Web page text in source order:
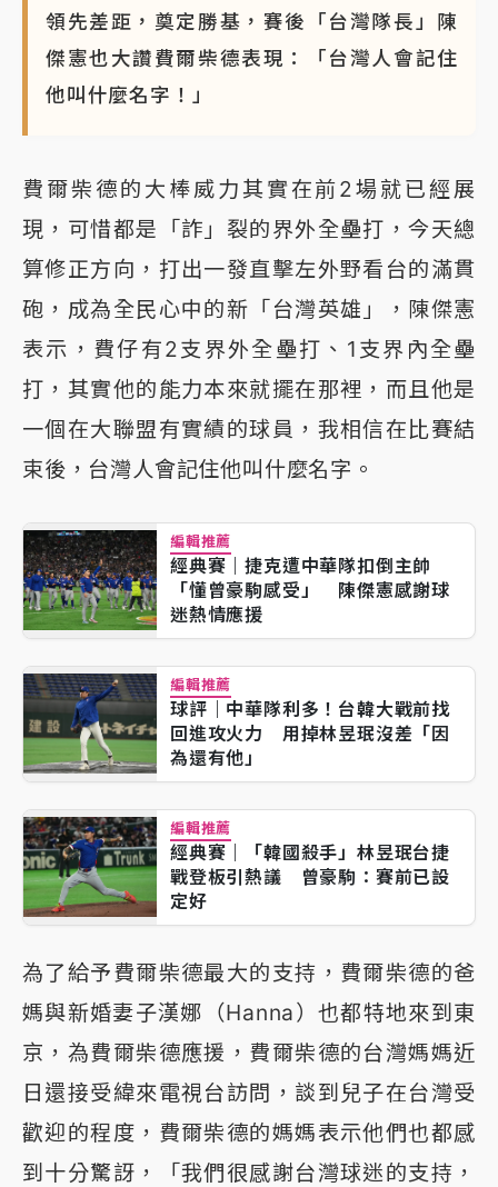
領先差距，奠定勝基，賽後「台灣隊長」陳
傑憲也大讚費爾柴德表現：「台灣人會記住
他叫什麼名字！」
費爾柴德的大棒威力其實在前2場就已經展
現，可惜都是「詐」裂的界外全壘打，今天總
算修正方向，打出一發直擊左外野看台的滿貫
砲，成為全民心中的新「台灣英雄」，陳傑憲
表示，費仔有2支界外全壘打、1支界內全壘
打，其實他的能力本來就擺在那裡，而且他是
一個在大聯盟有實績的球員，我相信在比賽結
束後，台灣人會記住他叫什麼名字。
編輯推薦
經典賽｜捷克遭中華隊扣倒主帥
「懂曾豪駒感受」 陳傑憲感謝球
迷熱情應援
編輯推薦
球評｜中華隊利多！台韓大戰前找
回進攻火力 用掉林昱珉沒差「因
為還有他」
編輯推薦
經典賽｜「韓國殺手」林昱珉台捷
戰登板引熱議 曾豪駒：賽前已設
定好
為了給予費爾柴德最大的支持，費爾柴德的爸
媽與新婚妻子漢娜（Hanna）也都特地來到東
京，為費爾柴德應援，費爾柴德的台灣媽媽近
日還接受緯來電視台訪問，談到兒子在台灣受
歡迎的程度，費爾柴德的媽媽表示他們也都感
到十分驚訝，「我們很感謝台灣球迷的支持，